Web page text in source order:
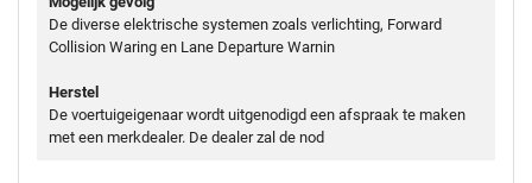
De diverse elektrische systemen zoals verlichting, Forward
Collision Waring en Lane Departure Warnin
Herstel
De voertuigeigenaar wordt uitgenodigd een afspraak te maken
met een merkdealer. De dealer zal de nod